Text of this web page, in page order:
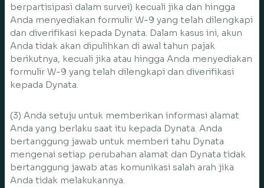
berpartisipasi dalam survei) kecuali jika dan hingga
Anda menyediakan formulir W-9 yang telah dilengkapi
dan diverifikasi kepada Dynata. Dalam kasus ini, akun
Anda tidak akan dipulihkan di awal tahun pajak
berikutnya, kecuali jika atau hingga Anda menyediakan
formulir W-9 yang telah dilengkapi dan diverifikasi
kepada Dynata.
(3) Anda setuju untuk memberikan informasi alamat
Anda yang berlaku saat itu kepada Dynata. Anda
bertanggung jawab untuk memberi tahu Dynata
mengenai setiap perubahan alamat dan Dynata tidak
bertanggung jawab atas komunikasi salah arah jika
Anda tidak melakukannya.